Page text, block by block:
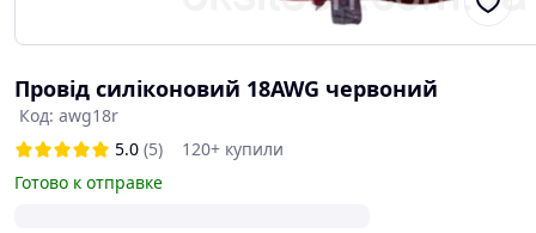
Провід силіконовий 18AWG червоний
Код: awg18r
5.0 (5)
120+ купили
Готово к отправке